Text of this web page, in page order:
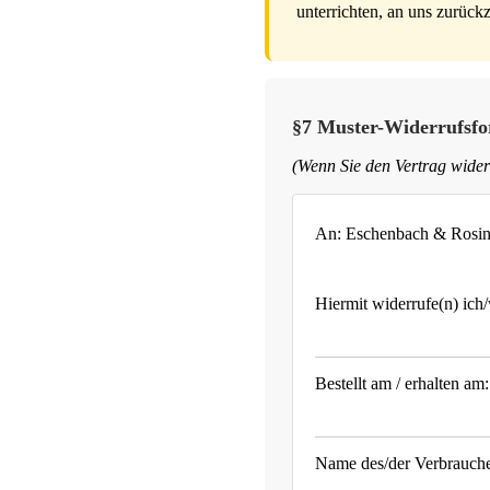
unterrichten, an uns
§7 Muster-
(Wenn Sie den Vertrag
An: Eschenbach &
Hiermit widerrufe(n) ich/
Bestellt am / erhalten am:
Name des/der